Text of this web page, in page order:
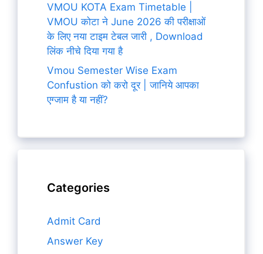
VMOU KOTA Exam Timetable |
VMOU कोटा ने June 2026 की परीक्षाओं
के लिए नया टाइम टेबल जारी , Download
लिंक नीचे दिया गया है
Vmou Semester Wise Exam
Confustion को करो दूर | जानिये आपका
एग्जाम है या नहीं?
Categories
Admit Card
Answer Key